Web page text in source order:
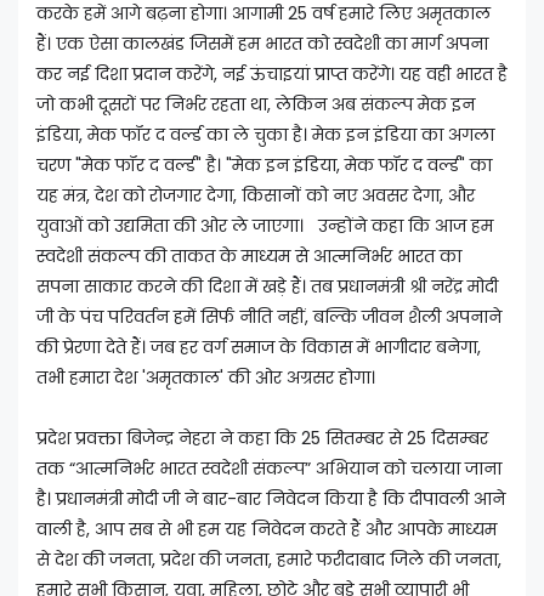
करके हमें आगे बढ़ना होगा। आगामी 25 वर्ष हमारे लिए अमृतकाल
हैं। एक ऐसा कालखंड जिसमें हम भारत को स्वदेशी का मार्ग अपना
कर नई दिशा प्रदान करेंगे, नई ऊंचाइयां प्राप्त करेंगे। यह वही भारत है
जो कभी दूसरों पर निर्भर रहता था, लेकिन अब संकल्प मेक इन
इंडिया, मेक फॉर द वर्ल्ड का ले चुका है। मेक इन इंडिया का अगला
चरण "मेक फॉर द वर्ल्ड" है। "मेक इन इंडिया, मेक फॉर द वर्ल्ड" का
यह मंत्र, देश को रोजगार देगा, किसानों को नए अवसर देगा, और
युवाओं को उद्यमिता की ओर ले जाएगा। उन्होंने कहा कि आज हम
स्वदेशी संकल्प की ताकत के माध्यम से आत्मनिर्भर भारत का
सपना साकार करने की दिशा में खड़े हैं। तब प्रधानमंत्री श्री नरेंद्र मोदी
जी के पंच परिवर्तन हमें सिर्फ नीति नहीं, बल्कि जीवन शैली अपनाने
की प्रेरणा देते हैं। जब हर वर्ग समाज के विकास में भागीदार बनेगा,
तभी हमारा देश 'अमृतकाल' की ओर अग्रसर होगा।
प्रदेश प्रवक्ता बिजेन्द्र नेहरा ने कहा कि 25 सितम्बर से 25 दिसम्बर
तक “आत्मनिर्भर भारत स्वदेशी संकल्प” अभियान को चलाया जाना
है। प्रधानमंत्री मोदी जी ने बार-बार निवेदन किया है कि दीपावली आने
वाली है, आप सब से भी हम यह निवेदन करते हैं और आपके माध्यम
से देश की जनता, प्रदेश की जनता, हमारे फरीदाबाद जिले की जनता,
हमारे सभी किसान, युवा, महिला, छोटे और बड़े सभी व्यापारी भी